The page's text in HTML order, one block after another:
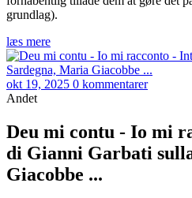
grundlag).
læs mere
okt 19, 2025 0 kommentarer
Andet
Deu mi contu - Io mi
di Gianni Garbati
Giacobbe ...